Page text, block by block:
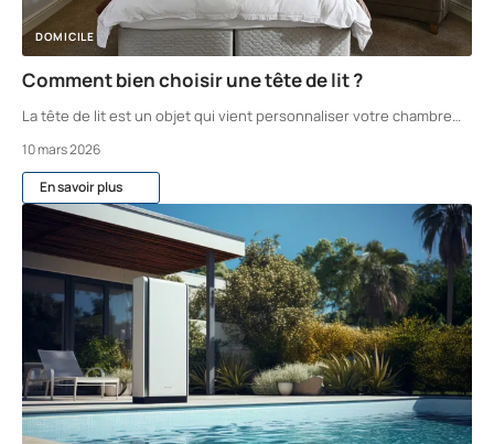
DOMICILE
Comment bien choisir une tête de lit ?
La tête de lit est un objet qui vient personnaliser votre chambre…
10 mars 2026
En savoir plus